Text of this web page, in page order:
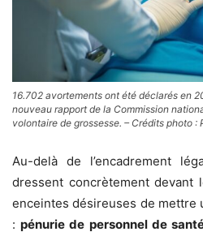
16.702 avortements ont été déclarés en
nouveau rapport de la Commission
volontaire de grossesse. – Crédits photo :
Au-delà de l’encadrement
dressent concrètement devant
enceintes désireuses de mettre
:pénurie de personnel de